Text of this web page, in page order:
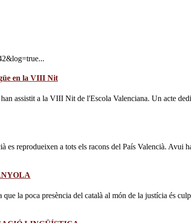
en la VIII Nit
assistit a la VIII Nit de l'Escola Valenciana. Un acte
reprodueixen a tots els racons del País Valencià. Avui
la poca presència del català al món de la justícia és